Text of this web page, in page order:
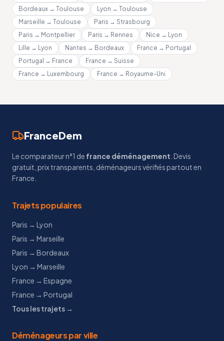
Bordeaux → Toulouse
Lyon → Toulouse
Marseille → Toulouse
Paris → Strasbourg
Paris → Montpellier
Paris → Rennes
Nice → Lyon
Lille → Lyon
Nantes → Bordeaux
France → Portugal
Portugal → France
France → Suisse
France → Luxembourg
France → Royaume-Uni
FranceDem
Le comparateur n°1 de france déménagement . Devis
gratuit, prix transparents, déménageurs vérifiés partout en
France.
Trajets populaires
Paris → Lyon
Paris → Marseille
Paris → Bordeaux
Lyon → Marseille
France → Espagne
France → Portugal
Tous les trajets →
Déménageurs par ville